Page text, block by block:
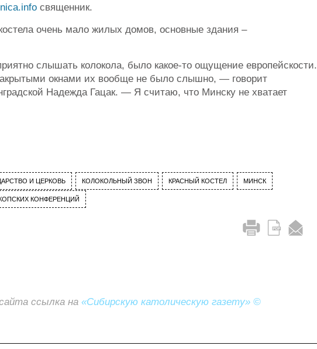
священник.
очень мало жилых домов, основные здания –
слышать колокола, было какое-то ощущение европейскости.
окнами их вообще не было слышно, — говорит
Надежда Гацак. — Я считаю, что Минску не хватает
И ЦЕРКОВЬ КОЛОКОЛЬНЫЙ ЗВОН КРАСНЫЙ КОСТЕЛ МИНСК
КОНФЕРЕНЦИЙ
ссылка на «Сибирскую католическую газету» ©